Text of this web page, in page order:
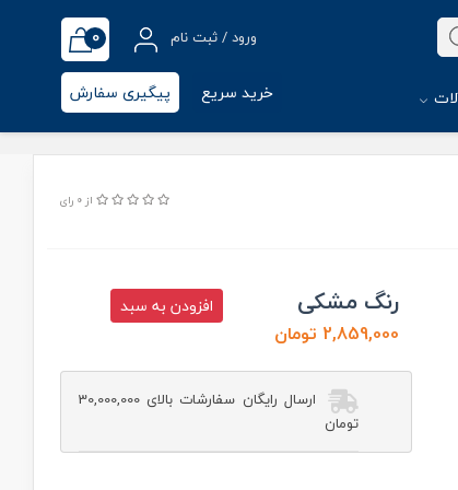
ورود / ثبت نام 0
خرید سریع پیگیری سفارش
از 0 رای
رنگ مشکی
2,859,000 تومان
افزودن به سبد
ارسال رایگان سفارشات بالای 30,000,000
تومان